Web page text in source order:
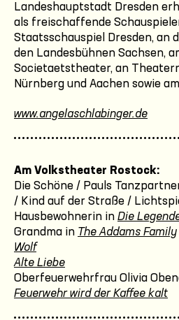
Landeshauptstadt Dresden
als freischaffende
Staatsschauspiel Dresden, an
den Landesbühnen Sachsen,
Societaetstheater, an
Nürnberg und Aachen sowie
www.angelaschlabinger.de
Am Volkstheater Rostock:
Die Schöne / Pauls
/ Kind auf der Straße /
Hausbewohnerin in Die
Grandma in The Addams Family
Wolf
Alte Liebe
Oberfeuerwehrfrau Olivia
Feuerwehr wird der Kaffee kalt